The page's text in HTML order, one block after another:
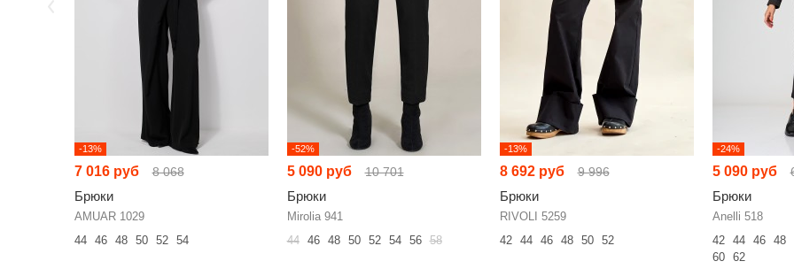
-13%
7 016 руб 8 068
Брюки
AMUAR 1029
44
46 48 50 52 54
-52%
5 090 руб 10 701
Брюки
Mirolia 941
44
46 48 50 52 54 56 58
-13%
8 692 руб 9 996
Брюки
RIVOLI 5259
42
44 46 48 50 52
-24%
5 090 руб
Брюки
Anelli 518
42
44 46 48
60
62